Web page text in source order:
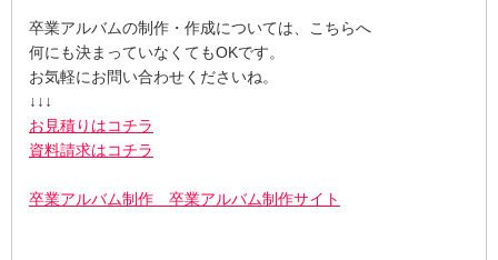
卒業アルバムの制作・作成については、こちらへ
何にも決まっていなくてもOKです。
お気軽にお問い合わせくださいね。
↓↓↓
お見積りはコチラ
資料請求はコチラ
卒業アルバム制作 卒業アルバム制作サイト